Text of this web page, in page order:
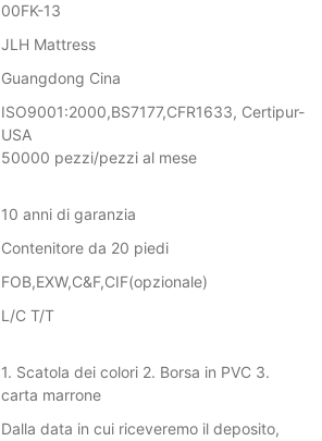
00FK-13
JLH Mattress
Guangdong Cina
ISO9001:2000,BS7177,CFR1633, Certipur-
USA
50000 pezzi/pezzi al mese
10 anni di garanzia
Contenitore da 20 piedi
FOB,EXW,C&F,CIF(opzionale)
L/C T/T
1. Scatola dei colori 2. Borsa in PVC 3.
carta marrone
Dalla data in cui riceveremo il deposito,